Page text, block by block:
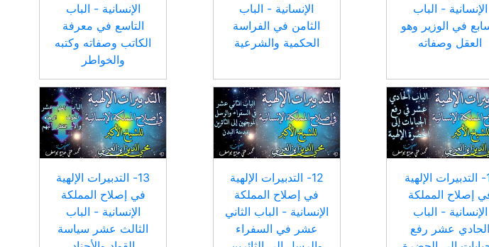
الإنسانية - الباب
في الوزير وهو
العقل وصفاته
الإنسانية - الباب
الثامن في الفراسة
الحكمية والشرعية
الإنسانية - الباب
التاسع في معرفة
الكاتب وصفاته وكتبه
والخواطر
11- التدبيرات الإلهية
إصلاح المملكة
الإنسانية - الباب
الحادي عشر رفع
12- التدبيرات الإلهية
في إصلاح المملكة
الإنسانية - الباب الثاني
عشر في السفراء
13- التدبيرات الإلهية
في إصلاح المملكة
الإنسانية - الباب
الثالث عشر سياسة